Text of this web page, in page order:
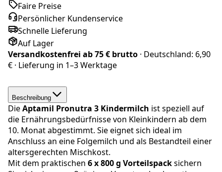
Faire Preise
Persönlicher Kundenservice
Schnelle Lieferung
Auf Lager
Versandkostenfrei ab75 € brutto · Deutschland: 6,90
€ · Lieferung in 1–3 Werktage
Beschreibung
DieAptamil Pronutra 3 Kindermilch ist speziell auf
die Ernährungsbedürfnisse von Kleinkindern ab dem
10. Monat abgestimmt. Sie eignet sich ideal im
Anschluss an eine Folgemilch und als Bestandteil einer
altersgerechten Mischkost.
Mit dem praktischen 6 x 800 g Vorteilspacksichern